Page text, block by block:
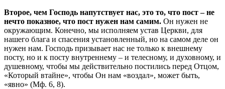
Второе, чем Господь напутствует нас, это то, что пост – не
нечто показное, что пост нужен нам самим. Он нужен не
окружающим. Конечно, мы исполняем устав Церкви, для
нашего блага и спасения установленный, но на самом деле он
нужен нам. Господь призывает нас не только к внешнему
посту, но и к посту внутреннему – и телесному, и духовному, и
душевному, чтобы мы действительно постились перед Отцом,
«Который втайне», чтобы Он нам «воздал», может быть,
«явно» (Мф. 6, 8).